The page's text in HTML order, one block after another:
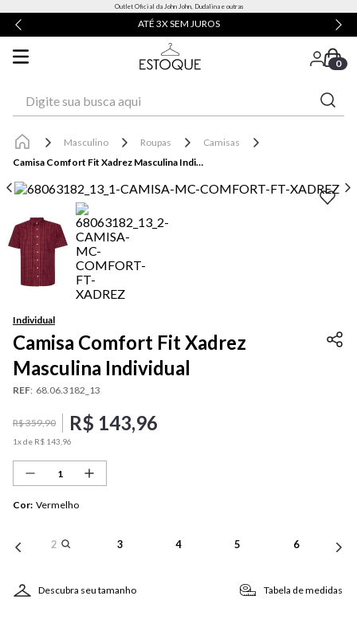
Outlet Oficial da John John, Dudalina e outras
ATÉ 3X SEM JUROS
0
Masculino Roupas
Camisas
Camisa Comfort Fit Xadrez Masculina Individual
Individual
Camisa Comfort Fit Xadrez
Masculina Individual
REF: 68.06.3182_13
R$359,90 R$ 143,96
1x de R$ 143 96
Cor: Vermelho
2 3 4 5 6
Descubra seu tamanho Tabela de medidas